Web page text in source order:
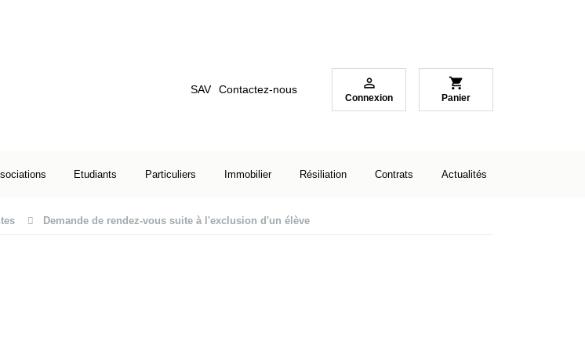
SAV Contactez-nous 
Connexion
shopping_cart
Panier
Etudiants Particuliers Immobilier Résiliation Contrats Actualités
Demande de rendez-vous suite à l'exclusion d'un élève